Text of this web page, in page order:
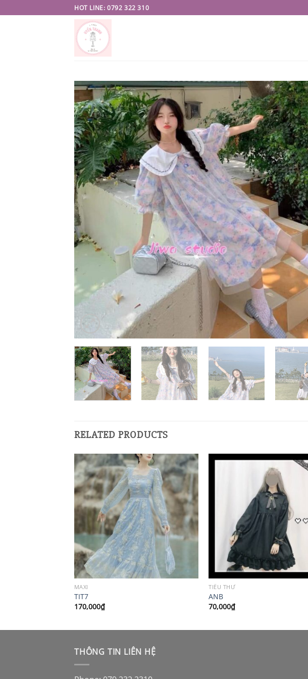
to
HOT LINE: 0792 322 310
RELATED PRODUCTS
MAXI
TIT7
170,000₫
TIỂU THƯ
ANB
70,000₫
THÔNG TIN LIÊN HỆ